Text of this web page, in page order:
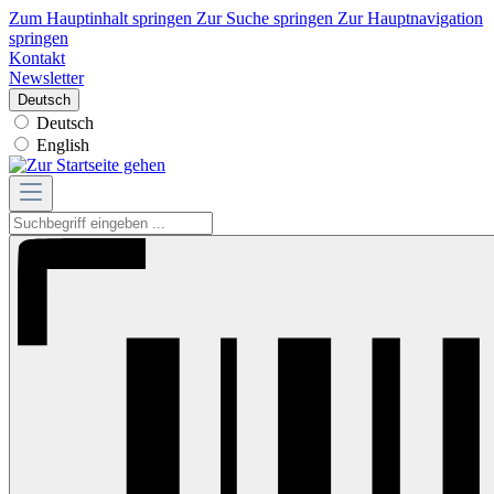
Zum Hauptinhalt springen Zur Suche springen Zur Hauptnavigation
springen
Kontakt
Newsletter
Deutsch
Deutsch
English